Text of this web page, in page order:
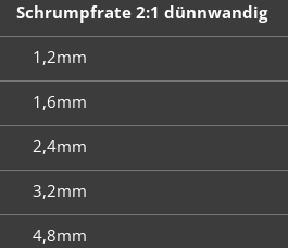
Schrumpfrate 2:1 dünnwandig
1,2mm
1,6mm
2,4mm
3,2mm
4,8mm